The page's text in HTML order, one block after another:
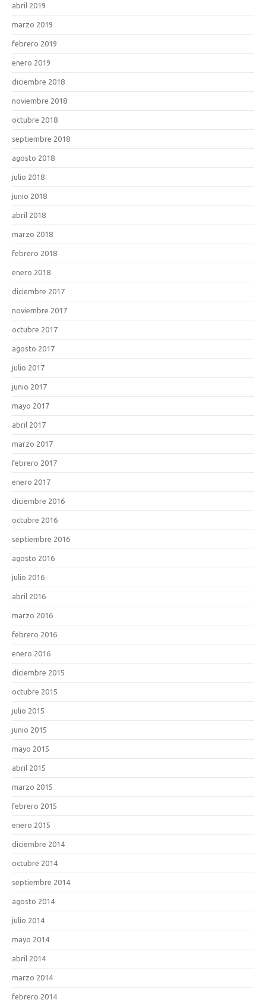
abril 2019
marzo 2019
febrero 2019
enero 2019
diciembre 2018
noviembre 2018
octubre 2018
septiembre 2018
agosto 2018
julio 2018
junio 2018
abril 2018
marzo 2018
febrero 2018
enero 2018
diciembre 2017
noviembre 2017
octubre 2017
agosto 2017
julio 2017
junio 2017
mayo 2017
abril 2017
marzo 2017
febrero 2017
enero 2017
diciembre 2016
octubre 2016
septiembre 2016
agosto 2016
julio 2016
abril 2016
marzo 2016
febrero 2016
enero 2016
diciembre 2015
octubre 2015
julio 2015
junio 2015
mayo 2015
abril 2015
marzo 2015
febrero 2015
enero 2015
diciembre 2014
octubre 2014
septiembre 2014
agosto 2014
julio 2014
mayo 2014
abril 2014
marzo 2014
febrero 2014